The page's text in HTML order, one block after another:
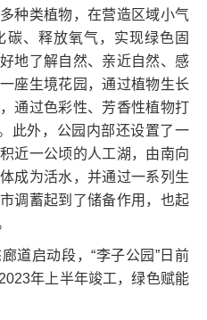
种类植物，在营造区域小气
、释放氧气，实现绿色固
地了解自然、亲近自然、感
座生境花园，通过植物生长
通过色彩性、芳香性植物打
此外，公园内部还设置了一
近一公顷的人工湖，由南向
成为活水，并通过一系列生
调蓄起到了储备作用，也起
道启动段，“李子公园”日前
年上半年竣工，绿色赋能